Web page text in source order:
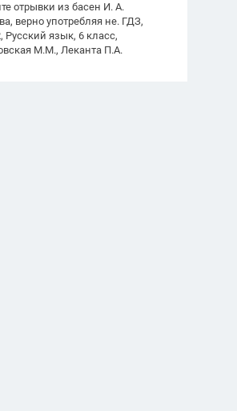
отрывки из басен И. А.
верно употребляя не. ГДЗ,
Русский язык, 6 класс,
М.М., Леканта П.А.